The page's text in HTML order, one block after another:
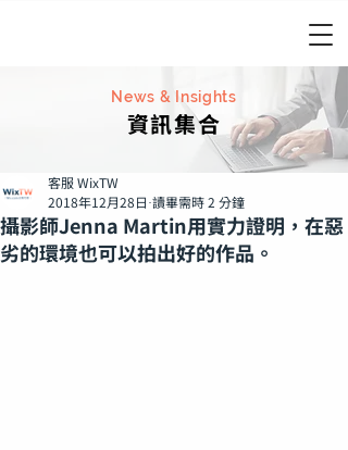
News & Insights
資訊集合
攝影師Jenna Martin用實力證明，在惡
劣的環境也可以拍出好的作品。
客服 WixTW
2018年12月28日 讀畢需時 2 分鐘